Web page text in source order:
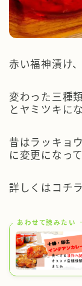
赤い福神漬け
変わった三種
とヤミツキに
昔はラッキョ
に変更になっ
詳しくはコチ
あわせて読みたい